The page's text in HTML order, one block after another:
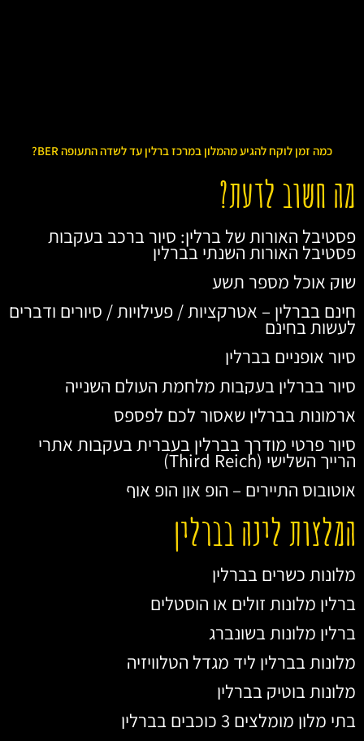
כמה זמן לוקח להגיע מהמלון במרכז ברלין עד לשדה התעופה BER?
מה חשוב לדעת?
פסטיבל האורות של ברלין: סיור ברכב בעקבות
פסטיבל האורות השנתי בברלין
שוק אוכל מספר תשע
חינם בברלין – אטרקציות / פעילויות / סיורים ודברים
לעשות בחינם
סיור אופניים בברלין
סיור בברלין בעקבות מלחמת העולם השנייה
ארמונות בברלין שאסור לכם לפספס
סיור פרטי מודרך בברלין בעברית בעקבות אתרי
הרייך השלישי (Third Reich)
אוטובוס התיירים – הופ און הופ אוף
המלצות לינה בברלין
מלונות כשרים בברלין
ברלין מלונות זולים או הוסטלים
ברלין מלונות בשונברג
מלונות בברלין ליד מגדל הטלוויזיה
מלונות בוטיק בברלין
בתי מלון מומלצים 3 כוכבים בברלין